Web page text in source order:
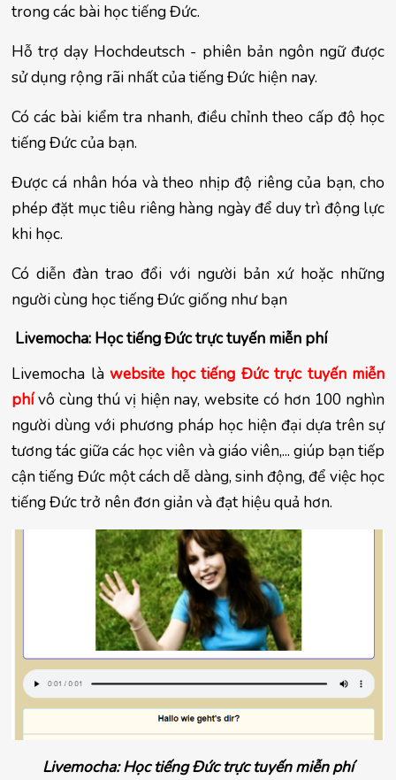
trong các bài học tiếng Đức.
Hỗ trợ dạy Hochdeutsch - phiên bản ngôn ngữ được
sử dụng rộng rãi nhất của tiếng Đức hiện nay.
Có các bài kiểm tra nhanh, điều chỉnh theo cấp độ học
tiếng Đức của bạn.
Được cá nhân hóa và theo nhịp độ riêng của bạn, cho
phép đặt mục tiêu riêng hàng ngày để duy trì động lực
khi học.
Có diễn đàn trao đổi với người bản xứ hoặc những
người cùng học tiếng Đức giống như bạn
Livemocha: Học tiếng Đức trực tuyến miễn phí
Livemocha là website học tiếng Đức trực tuyến miễn
phí vô cùng thú vị hiện nay, website có hơn 100 nghìn
người dùng với phương pháp học hiện đại dựa trên sự
tương tác giữa các học viên và giáo viên,... giúp bạn tiếp
cận tiếng Đức một cách dễ dàng, sinh động, để việc học
tiếng Đức trở nên đơn giản và đạt hiệu quả hơn.
Livemocha: Học tiếng Đức trực tuyến miễn phí